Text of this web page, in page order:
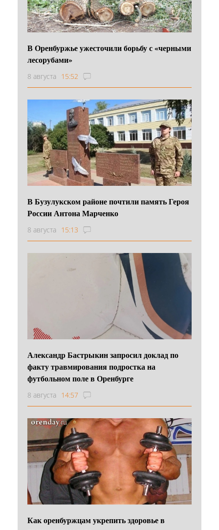
В Оренбуржье ужесточили борьбу с «черными
лесорубами»
8 августа 15:52
В Бузулукском районе почтили память Героя
России Антона Марченко
8 августа 15:13
Александр Бастрыкин запросил доклад по
факту травмирования подростка на
футбольном поле в Оренбурге
8 августа 14:57
Как оренбуржцам укрепить здоровье в